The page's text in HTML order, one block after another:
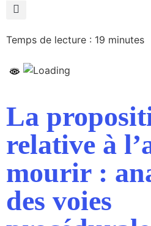
Temps de lecture : 19 minutes
La
relative à
mourir :
des voies